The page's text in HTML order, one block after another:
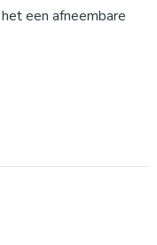
een afneembare
zoals
behoudt zijn kleur
In de verpakking zit 1
van de
waardoor een